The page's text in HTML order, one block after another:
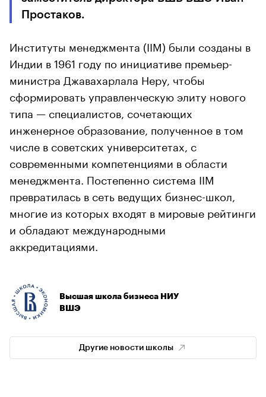
Простаков.
Институты менеджмента (IIM) были созданы в
Индии в 1961 году по инициативе премьер-
министра Джавахарлала Неру, чтобы
сформировать управленческую элиту нового
типа — специалистов, сочетающих
инженерное образование, полученное в том
числе в советских университетах, с
современными компетенциями в области
менеджмента. Постепенно система IIM
превратилась в сеть ведущих бизнес-школ,
многие из которых входят в мировые рейтинги
и обладают международными
аккредитациями.
Высшая школа бизнеса НИУ
ВШЭ
Другие новости школы